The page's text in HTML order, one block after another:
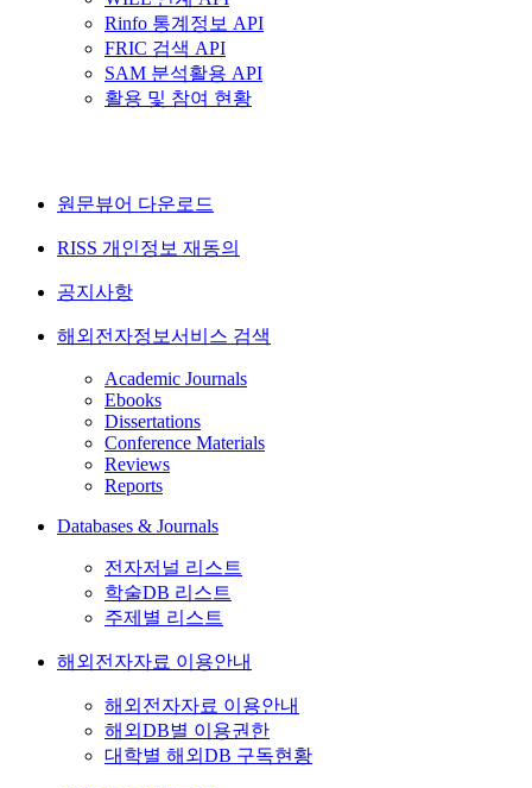
Rinfo 통계정보 API
FRIC 검색 API
SAM 분석활용 API
활용 및 참여 현황
원문뷰어 다운로드
RISS 개인정보 재동의
공지사항
해외전자정보서비스 검색
Academic Journals
Ebooks
Dissertations
Conference Materials
Reviews
Reports
Databases & Journals
전자저널 리스트
학술DB 리스트
주제별 리스트
해외전자자료 이용안내
해외전자자료 이용안내
해외DB별 이용권한
대학별 해외DB 구독현황